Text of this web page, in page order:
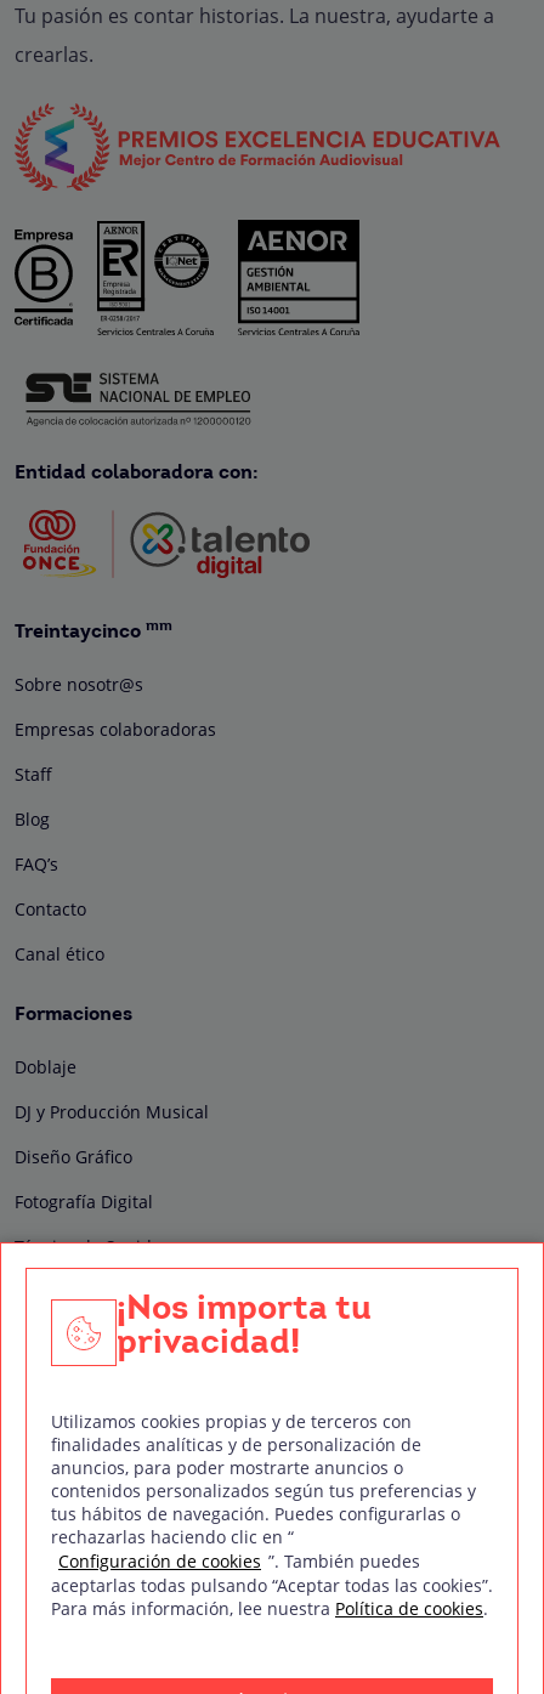
Tu pasión es contar historias. La nuestra, ayudarte a
crearlas.
Entidad colaboradora con:
Treintaycinco mm
Sobre nosotr@s
Empresas colaboradoras
Staff
Blog
FAQ’s
Contacto
Canal ético
Formaciones
Doblaje
DJ y Producción Musical
Diseño Gráfico
Fotografía Digital
Técnico de Sonido
Edición y Postproducción de Vídeo
Nuestros sellos de calidad
Síguenos en Redes Sociales
mm
Política de privacidad Política de cookies
Aviso legal
¡Nos importa tu
privacidad!
Utilizamos cookies propias y de terceros con
finalidades analíticas y de personalización de
anuncios, para poder mostrarte anuncios o
contenidos personalizados según tus preferencias y
tus hábitos de navegación. Puedes configurarlas o
rechazarlas haciendo clic en “
Configuración de cookies ”. También puedes
aceptarlas todas pulsando “Aceptar todas las cookies”.
Para más información, lee nuestra Política de cookies.